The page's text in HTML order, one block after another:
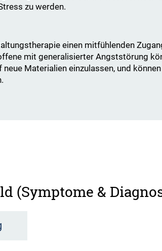
zu werden.
einen mitfühlenden
mit generalisierter Angststörung
Materialien einzulassen, und
(Symptome &